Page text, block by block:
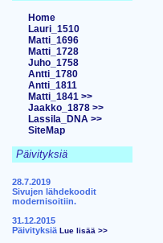
Home
Lauri_1510
Matti_1696
Matti_1728
Juho_1758
Antti_1780
Antti_1811
Matti_1841 >>
Jaakko_1878 >>
Lassila_DNA >>
SiteMap
Päivityksiä
28.7.2019
Sivujen lähdekoodit
modernisoitiin.
31.12.2015
Päivityksiä Lue lisää >>